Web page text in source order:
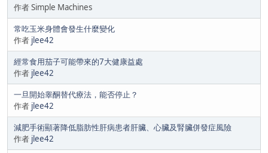
作者 Simple Machines
常吃玉米身體會發生什麼變化
作者 jlee42
經常食用茄子可能帶來的7大健康益處
作者 jlee42
一旦開始睾酮替代療法，能否停止？
作者 jlee42
減肥手術顯著降低脂肪性肝病患者肝臟、心臟及腎臟併發症風險
作者 jlee42